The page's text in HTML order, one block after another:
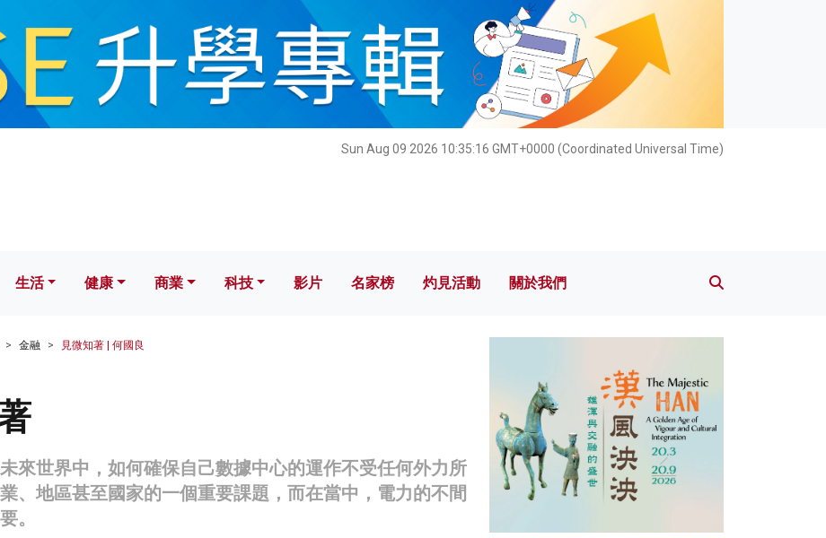
Sun Aug 09 2026 10:35:18 GMT+0000 (Coordinated Universal Time)
健康 科技 影片 名家榜 灼見活動 關於我們
生活 健康 商業 科技 影片 名家榜 灼見活動 關於我們
金融 見微知著 | 何國良
來世界中，如何確保自己數據中心的運作不受任何外力所
、地區甚至國家的一個重要課題，而在當中，電力的不間
。